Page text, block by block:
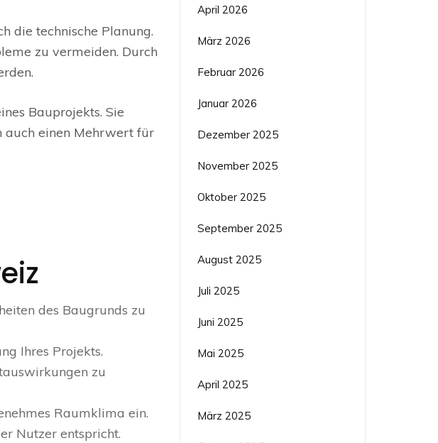
die technische Planung.
zu vermeiden. Durch
Bauprojekts. Sie
auch einen Mehrwert für
des Baugrunds zu
Ihres Projekts.
zu
Raumklima ein.
Nutzer entspricht.
April 2026
März 2026
Februar 2026
Januar 2026
Dezember 2025
November 2025
Oktober 2025
September 2025
August 2025
Juli 2025
Juni 2025
Mai 2025
April 2025
März 2025